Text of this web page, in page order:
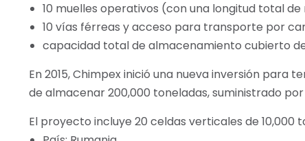
10 muelles operativos (con una longitud total de
10 vías férreas y acceso para transporte por
capacidad total de almacenamiento cubierto
En 2015, Chimpex inició una nueva inversión
de almacenar 200,000 toneladas, suministrado
El proyecto incluye 20 celdas verticales de 10,000